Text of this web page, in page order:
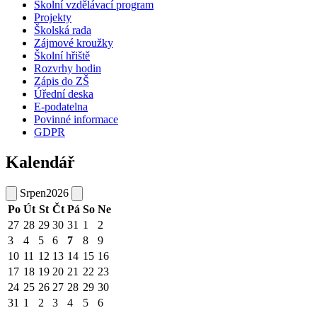
Školní vzdělávací program
Projekty
Školská rada
Zájmové kroužky
Školní hřiště
Rozvrhy hodin
Zápis do ZŠ
Úřední deska
E-podatelna
Povinné informace
GDPR
Kalendář
Srpen2026
Po Út St Čt Pá So Ne
27 28 29 30 31 1
2
3
4 5 6 7 8
9
10 11 12 13 14 15 16
17 18 19 20 21 22 23
24 25 26 27 28 29 30
31 1 2 3 4 5 6